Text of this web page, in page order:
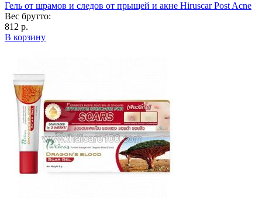
Гель от шрамов и следов от прыщей и акне Hiruscar Post Acne
Вес брутто:
812 р.
В корзину